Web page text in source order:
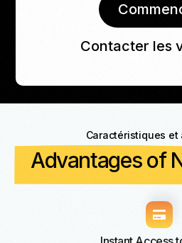
Contacter les
Caractéristiques et
Advantages of